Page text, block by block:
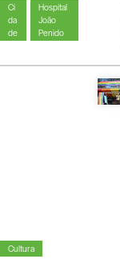
Ci
da
de
Hospital
João
Penido
Cultura